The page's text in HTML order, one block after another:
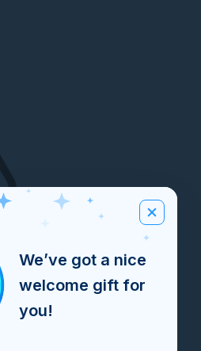
We’ve got a nice
welcome gift for
you!